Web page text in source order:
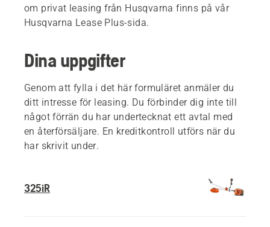
om privat leasing från Husqvarna finns på vår
Husqvarna Lease Plus-sida.
Dina uppgifter
Genom att fylla i det här formuläret anmäler du
ditt intresse för leasing. Du förbinder dig inte till
något förrän du har undertecknat ett avtal med
en återförsäljare. En kreditkontroll utförs när du
har skrivit under.
325iR